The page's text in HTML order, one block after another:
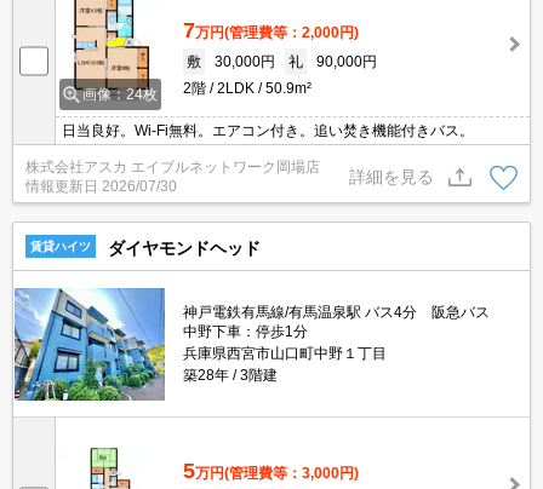
画像：24枚
7万円(管理費等：2,000円)
敷
30,000円 礼
90,000円
2階
2LDK 50.9m²
日当良好。Wi-Fi無料。エアコン付き。追い焚き機能付きバス。
株式会社アスカ エイブルネットワーク岡場店
情報更新日 2026/07/30
詳細を見る
賃貸ハイツ ダイヤモンドヘッド
神戸電鉄有馬線/有馬温泉駅 バス4分 阪急バス
中野下車：停歩1分
兵庫県西宮市山口町中野１丁目
築28年
3階建
5万円(管理費等：3,000円)